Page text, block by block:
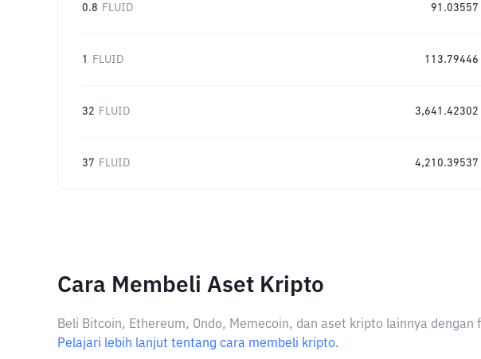
0.8 FLUID 91.03557
1 FLUID 113.79446
32 FLUID 3,641.42302
37 FLUID 4,210.39537
Cara Membeli Aset Kripto
Beli Bitcoin, Ethereum, Ondo, Memecoin, dan aset kripto lainnya dengan
Pelajari lebih lanjut tentang cara membeli kripto.